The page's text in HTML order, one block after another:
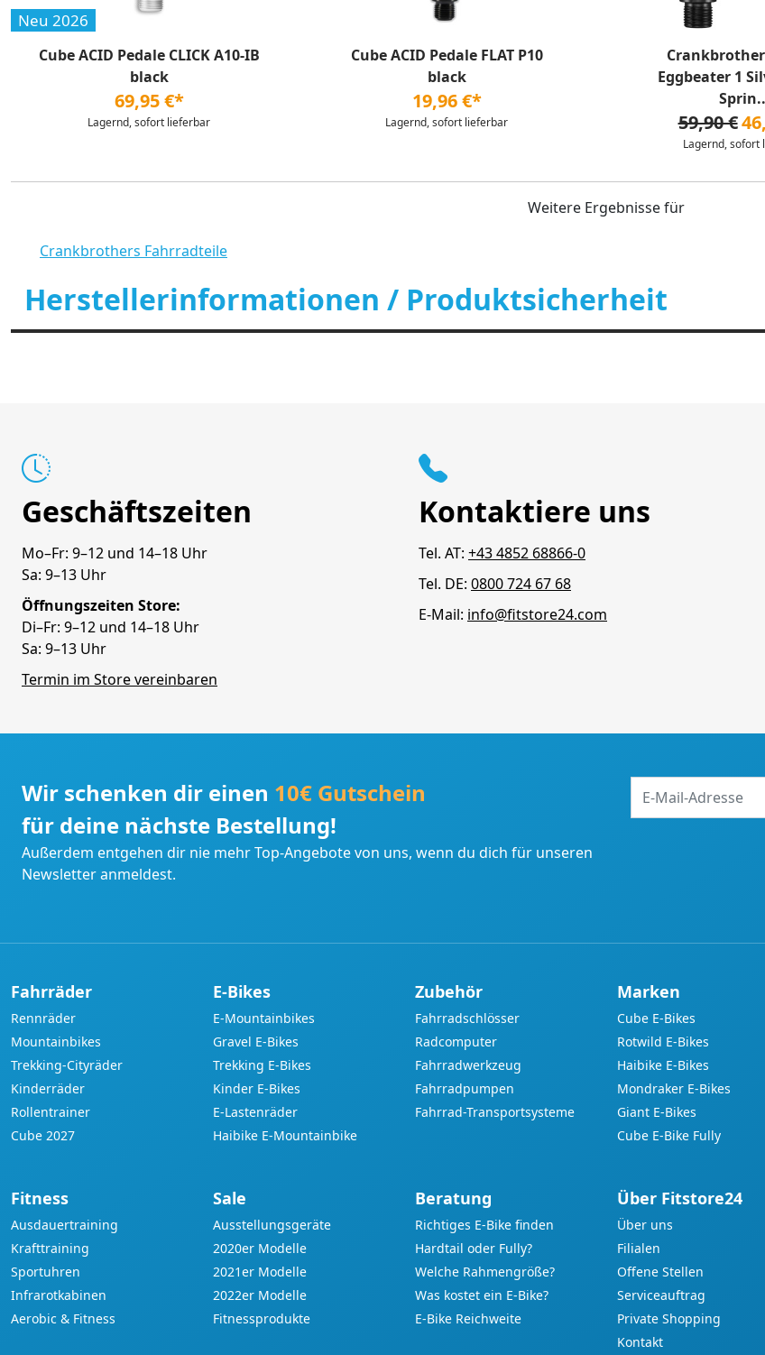
Neu 2026
Cube ACID Pedale CLICK A10-IB
black
69,95 €*
Lagernd, sofort lieferbar
Cube ACID Pedale FLAT P10
black
19,96 €*
Lagernd, sofort lieferbar
Eggbeater 1
59,90 €
Lagernd, sofort
Weitere Ergebnisse für
Crankbrothers Fahrradteile
Herstellerinformationen / Produktsicherheit
Geschäftszeiten
Mo–Fr: 9–12 und 14–18 Uhr
Sa: 9–13 Uhr
Öffnungszeiten Store:
Di–Fr: 9–12 und 14–18 Uhr
Sa: 9–13 Uhr
Termin im Store vereinbaren
Kontaktiere uns
Tel. AT: +43 4852 68866-0
Tel. DE: 0800 724 67 68
E-Mail: info@fitstore24.com
Wir schenken dir einen 10€ Gutschein
für deine nächste Bestellung!
Außerdem entgehen dir nie mehr Top-Angebote von uns, wenn du dich für unseren
Newsletter anmeldest.
Mail-
Fahrräder
Rennräder
Mountainbikes
Trekking-Cityräder
Kinderräder
Rollentrainer
Cube 2027
E-Bikes
E-Mountainbikes
Gravel E-Bikes
Trekking E-Bikes
Kinder E-Bikes
E-Lastenräder
Haibike E-Mountainbike
Zubehör
Fahrradschlösser
Radcomputer
Fahrradwerkzeug
Fahrradpumpen
Fahrrad-Transportsysteme
Marken
Cube E-Bikes
Rotwild E-Bikes
Haibike E-Bikes
Mondraker E-Bikes
Giant E-Bikes
Cube E-Bike Fully
Fitness
Ausdauertraining
Krafttraining
Sportuhren
Infrarotkabinen
Aerobic & Fitness
Sale
Ausstellungsgeräte
2020er Modelle
2021er Modelle
2022er Modelle
Fitnessprodukte
Beratung
Richtiges E-Bike finden
Hardtail oder Fully?
Welche Rahmengröße?
Was kostet ein E-Bike?
E-Bike Reichweite
Über Fitstore24
Über uns
Filialen
Offene Stellen
Serviceauftrag
Private Shopping
Kontakt